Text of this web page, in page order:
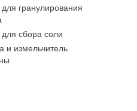
гранулирования
сбора соли
и измельчитель